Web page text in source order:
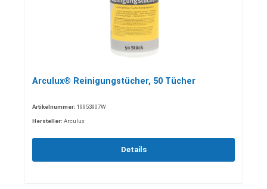
Arculux® Reinigungstücher, 50 Tücher
Artikelnummer: 19953907W
Hersteller: Arculux
Details